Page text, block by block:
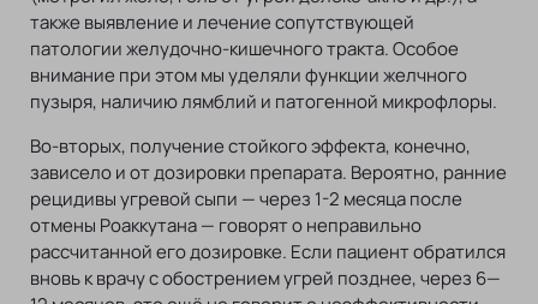
также выявление и лечение сопутствующей
патологии желудочно-кишечного тракта. Особое
внимание при этом мы уделяли функции желчного
пузыря, наличию лямблий и патогенной микрофлоры.
Во-вторых, получение стойкого эффекта, конечно,
зависело и от дозировки препарата. Вероятно, ранние
рецидивы угревой сыпи — через 1-2 месяца после
отмены Роаккутана — говорят о неправильно
рассчитанной его дозировке. Если пациент обратился
вновь к врачу с обострением угрей позднее, через 6—